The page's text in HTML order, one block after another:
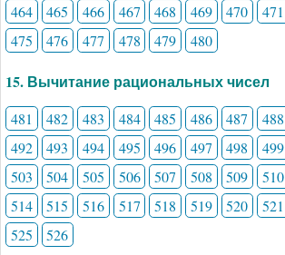
464 465 466 467 468 469 470 471
475
476 477 478 479 480
15. Вычитание рациональных чисел
481 482 483 484 485 486 487 488
492
493 494 495 496 497 498 499
503
504 505 506 507 508 509 510
514
515 516 517 518 519 520 521
525
526